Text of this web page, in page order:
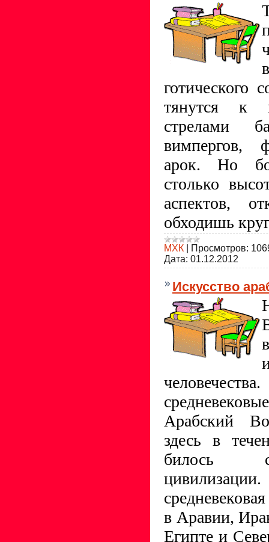
готического
тянутся к
стрелами
вимпергов,
арок. Но
столько
аспектов,
обходишь
МХК Просмотров:
Дата: 01.12.2012
Искусство
Арабский
здесь в
билось
в Аравии,
Египте и